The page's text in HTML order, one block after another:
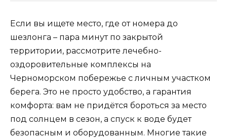
Если вы ищете место, где от номера до
шезлонга – пара минут по закрытой
территории, рассмотрите лечебно-
оздоровительные комплексы на
Черноморском побережье с личным участком
берега. Это не просто удобство, а гарантия
комфорта: вам не придётся бороться за место
под солнцем в сезон, а спуск к воде будет
безопасным и оборудованным. Многие такие